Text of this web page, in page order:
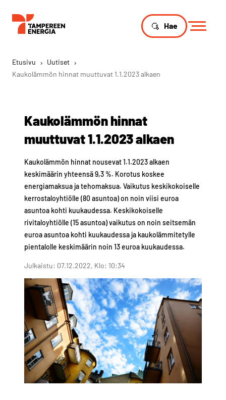
Hae
Etusivu › Uutiset ›
Kaukolämmön hinnat muuttuvat 1.1.2023 alkaen
Kaukolämmön hinnat
muuttuvat 1.1.2023 alkaen
Kaukolämmön hinnat nousevat 1.1.2023 alkaen
keskimäärin yhteensä 9,3 %. Korotus koskee
energiamaksua ja tehomaksua. Vaikutus keskikokoiselle
kerrostaloyhtiölle (80 asuntoa) on noin viisi euroa
asuntoa kohti kuukaudessa. Keskikokoiselle
rivitaloyhtiölle (15 asuntoa) vaikutus on noin seitsemän
euroa asuntoa kohti kuukaudessa ja kaukolämmitetylle
pientalolle keskimäärin noin 13 euroa kuukaudessa.
Julkaistu: 07.12.2022, Klo: 10:34